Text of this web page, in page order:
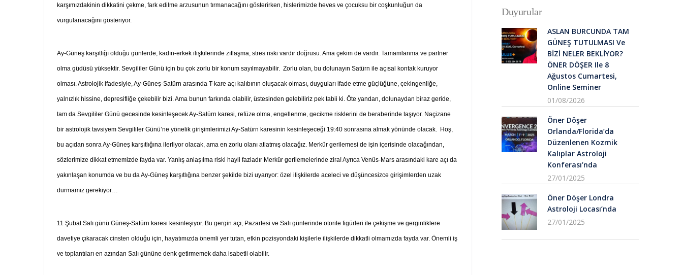
karşımızdakinin dikkatini çekme, fark edilme arzusunun tırmanacağını gösterirken, hislerimizde heves ve çocuksu bir coşkunluğun da
vurgulanacağını gösteriyor.
Ay-Güneş karşıtlığı olduğu günlerde, kadın-erkek ilişkilerinde zıtlaşma, stres riski vardır doğrusu. Ama çekim de vardır. Tamamlanma ve partner
olma güdüsü yüksektir. Sevgililer Günü için bu çok zorlu bir konum sayılmayabilir. Zorlu olan, bu dolunayın Satürn ile açısal kontak kuruyor
olması. Astrolojik ifadesiyle, Ay-Güneş-Satürn arasında T-kare açı kalıbının oluşacak olması, duyguları ifade etme güçlüğüne, çekingenliğe,
yalnızlık hissine, depresifliğe çekebilir bizi. Ama bunun farkında olabilir, üstesinden gelebiliriz pek tabii ki. Öte yandan, dolunaydan biraz geride,
tam da Sevgililer Günü gecesinde kesinleşecek Ay-Satürn karesi, refüze olma, engellenme, gecikme risklerini de beraberinde taşıyor. Naçizane
bir astrolojik tavsiyem Sevgililer Günü’ne yönelik girişimlerimizi Ay-Satürn karesinin kesinleşeceği 19:40 sonrasına almak yönünde olacak. Hoş,
bu açıdan sonra Ay-Güneş karşıtlığına ilerliyor olacak, ama en zorlu olanı atlatmış olacağız. Merkür gerilemesi de işin içerisinde olacağından,
sözlerimize dikkat etmemizde fayda var. Yanlış anlaşılma riski hayli fazladır Merkür gerilemelerinde zira! Ayrıca Venüs-Mars arasındaki kare açı da
yakınlaşan konumda ve bu da Ay-Güneş karşıtlığına benzer şekilde bizi uyarıyor: özel ilişkilerde aceleci ve düşüncesizce girişimlerden uzak
durmamız gerekiyor…
11 Şubat Salı günü Güneş-Satürn karesi kesinleşiyor. Bu gergin açı, Pazartesi ve Salı günlerinde otorite figürleri ile çekişme ve gerginliklere
davetiye çıkaracak cinsten olduğu için, hayatımızda önemli yer tutan, etkin pozisyondaki kişilerle ilişkilerde dikkatli olmamızda fayda var. Önemli iş
ve toplantıları en azından Salı gününe denk getirmemek daha isabetli olabilir.
Duyurular
ASLAN BURCUNDA TAM
GÜNEŞ TUTULMASI Ve
BİZİ NELER BEKLİYOR?
ÖNER DÖŞER Ile 8
Ağustos Cumartesi,
Online Seminer
01/08/2026
Öner Döşer
Orlanda/Florida’da
Düzenlenen Kozmik
Kalıplar Astroloji
Konferası’nda
27/01/2025
Öner Döşer Londra
Astroloji Locası’nda
27/01/2025